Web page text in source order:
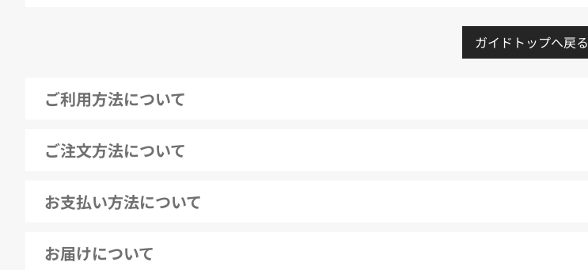
ガイドトップへ戻る
ご利用方法について
ご注文方法について
お支払い方法について
お届けについて